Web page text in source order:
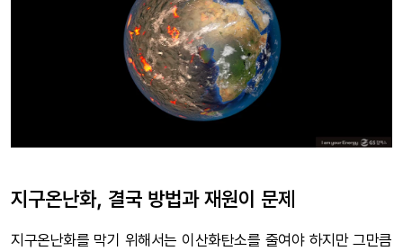
지구온난화, 결국 방법과 재원이 문제
지구온난화를 막기 위해서는 이산화탄소를 줄여야 하지만 그만큼